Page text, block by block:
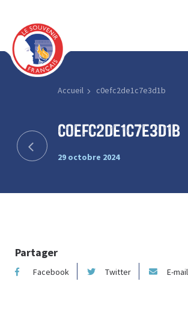
Accueil c0efc2de1c7e3d1b
c0efc2de1c7e3d1b
29 octobre 2024
Partager
Facebook Twitter E-mail